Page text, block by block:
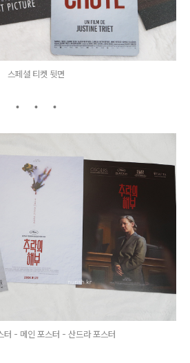
스페셜 티켓 뒷면
터 - 메인 포스터 - 산드라 포스터